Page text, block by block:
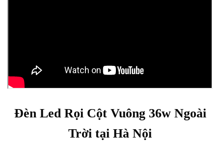
Đèn Led Rọi Cột Vuông 36w Ngoài
Trời tại Hà Nội